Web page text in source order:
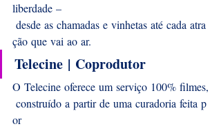
liberdade –
desde as chamadas e vinhetas até cada atra
ção que vai ao ar.
Telecine | Coprodutor
O Telecine oferece um serviço 100% filmes,
construído a partir de uma curadoria feita p
or